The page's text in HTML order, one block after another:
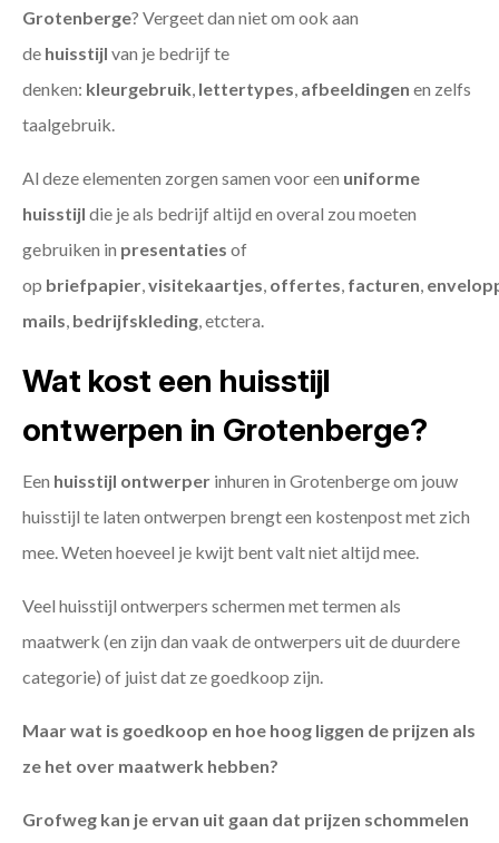
Grotenberge? Vergeet dan niet om ook aan
de huisstijl van je bedrijf te
denken: kleurgebruik, lettertypes, afbeeldingen en zelfs
taalgebruik.
Al deze elementen zorgen samen voor een uniforme
huisstijl die je als bedrijf altijd en overal zou moeten
gebruiken in presentaties of
op briefpapier,visitekaartjes, offertes, facturen,
mails, bedrijfskleding, etctera.
Wat kost een huisstijl
ontwerpen in Grotenberge?
Een huisstijl ontwerper inhuren in Grotenberge om jouw
huisstijl te laten ontwerpen brengt een kostenpost met zich
mee. Weten hoeveel je kwijt bent valt niet altijd mee.
Veel huisstijl ontwerpers schermen met termen als
maatwerk (en zijn dan vaak de ontwerpers uit de duurdere
categorie) of juist dat ze goedkoop zijn.
Maar wat is goedkoop en hoe hoog liggen de prijzen als
ze het over maatwerk hebben?
Grofweg kan je ervan uit gaan dat prijzen schommelen